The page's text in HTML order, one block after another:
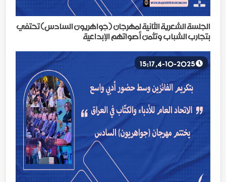
الجلسة الشعرية الثانية لمهرجان (جواهريون السادس) تحتفي
بتجارب الشباب وتثمن أصواتهم الإبداعية